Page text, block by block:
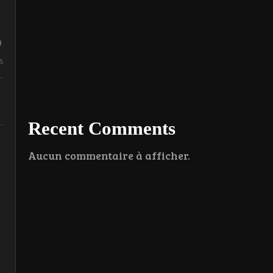
Recent Comments
Aucun commentaire à afficher.